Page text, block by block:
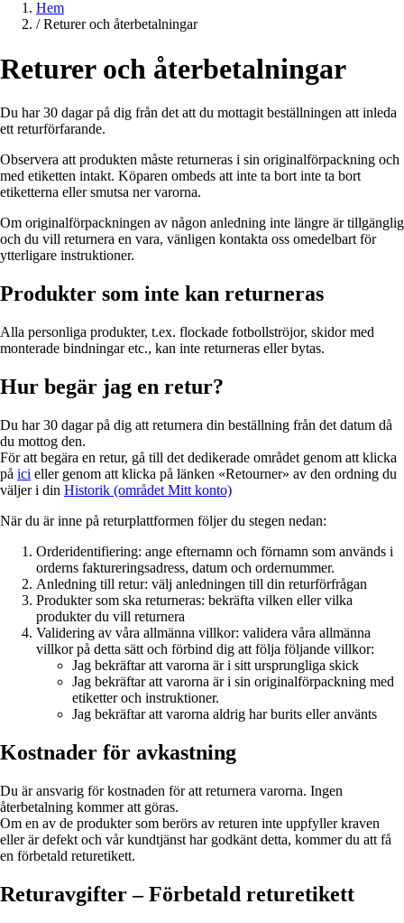
Hem
/ Returer och återbetalningar
Returer och återbetalningar
Du har 30 dagar på dig från det att du mottagit beställningen att inleda
ett returförfarande.
Observera att produkten måste returneras i sin originalförpackning och
med etiketten intakt. Köparen ombeds att inte ta bort inte ta bort
etiketterna eller smutsa ner varorna.
Om originalförpackningen av någon anledning inte längre är tillgänglig
och du vill returnera en vara, vänligen kontakta oss omedelbart för
ytterligare instruktioner.
Produkter som inte kan returneras
Alla personliga produkter, t.ex. flockade fotbollströjor, skidor med
monterade bindningar etc., kan inte returneras eller bytas.
Hur begär jag en retur?
Du har 30 dagar på dig att returnera din beställning från det datum då
du mottog den.
För att begära en retur, gå till det dedikerade området genom att klicka
på ici eller genom att klicka på länken «Retourner» av den ordning du
väljer i din Historik (området Mitt konto)
När du är inne på returplattformen följer du stegen nedan:
Orderidentifiering: ange efternamn och förnamn som används i
orderns faktureringsadress, datum och ordernummer.
Anledning till retur: välj anledningen till din returförfrågan
Produkter som ska returneras: bekräfta vilken eller vilka
produkter du vill returnera
Validering av våra allmänna villkor: validera våra allmänna
villkor på detta sätt och förbind dig att följa följande villkor:
Jag bekräftar att varorna är i sitt ursprungliga skick
Jag bekräftar att varorna är i sin originalförpackning med
etiketter och instruktioner.
Jag bekräftar att varorna aldrig har burits eller använts
Kostnader för avkastning
Du är ansvarig för kostnaden för att returnera varorna. Ingen
återbetalning kommer att göras.
Om en av de produkter som berörs av returen inte uppfyller kraven
eller är defekt och vår kundtjänst har godkänt detta, kommer du att få
en förbetald returetikett.
Returavgifter – Förbetald returetikett